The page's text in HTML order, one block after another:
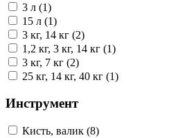
3 л (1)
15 л (1)
3 кг, 14 кг (2)
1,2 кг, 3 кг, 14 кг (1)
3 кг, 7 кг (2)
25 кг, 14 кг, 40 кг (1)
Инструмент
Кисть, валик (8)